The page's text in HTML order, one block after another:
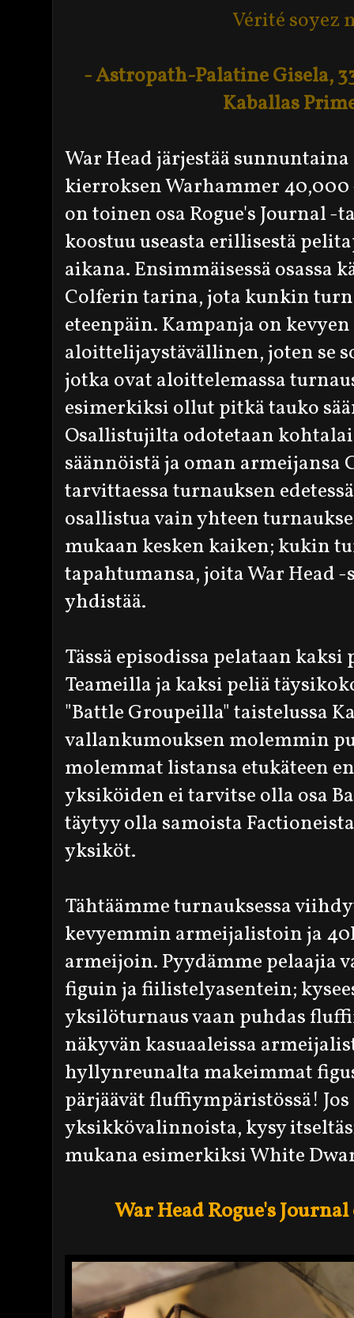
Vérité soyez
- Astropath-Palatine Gisela,
Kaballas
War Head järjestää
kierroksen Warhammer
on toinen osa Rogue's Journal
koostuu useasta erillisestä
aikana. Ensimmäisessä
Colferin tarina, jota kunkin
eteenpäin. Kampanja on
aloittelijaystävällinen, joten se
jotka ovat aloittelemassa
esimerkiksi ollut pitkä tauko
Osallistujilta odotetaan
säännöistä ja oman armeijansa
tarvittaessa turnauksen
osallistua vain yhteen
mukaan kesken kaiken; kukin
tapahtumansa, joita War Head
yhdistää.
Tässä episodissa pelataan
Teameilla ja kaksi peliä
"Battle Groupeilla" taistelussa
vallankumouksen molemmin
molemmat listansa etukäteen
yksiköiden ei tarvitse olla osa
täytyy olla samoista
yksiköt.
Tähtäämme turnauksessa
kevyemmin armeijalistoin ja
armeijoin. Pyydämme pelaajia
figuin ja fiilistelyasentein;
yksilöturnaus vaan puhdas
näkyvän kasuaaleissa
hyllynreunalta makeimmat
pärjäävät fluffiympäristössä!
yksikkövalinnoista, kysy
mukana esimerkiksi White
War Head Rogue's